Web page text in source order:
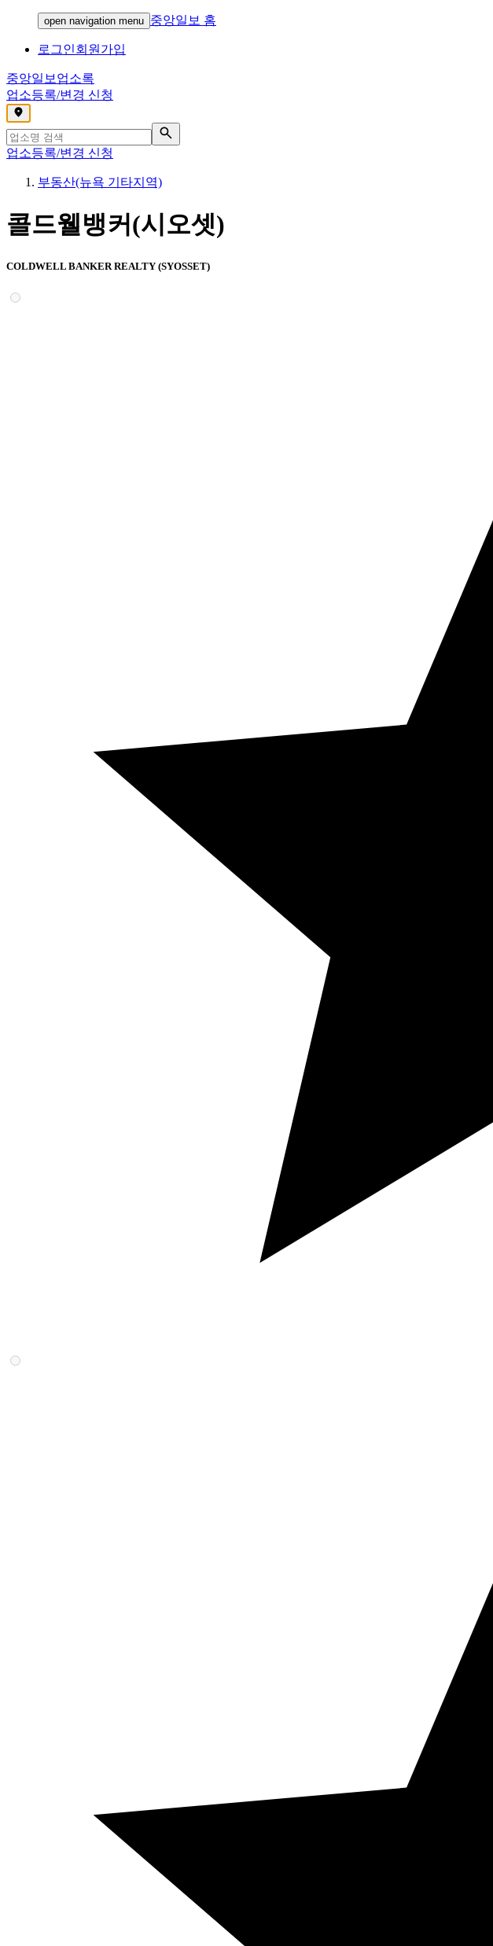
open navigation menu 중앙일보 홈
로그인회원가입
중앙일보 업소록
업소등록/변경 신청
,
업소등록/변경 신청
부동산(뉴욕 기타지역)
콜드웰뱅커(시오셋)
COLDWELL BANKER REALTY (SYOSSET)